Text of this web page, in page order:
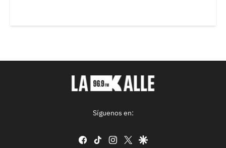
Síguenos en:
facebook
tiktok instagram
twittergoogle